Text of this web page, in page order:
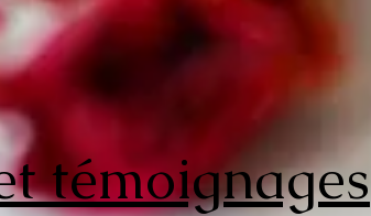
témoignages